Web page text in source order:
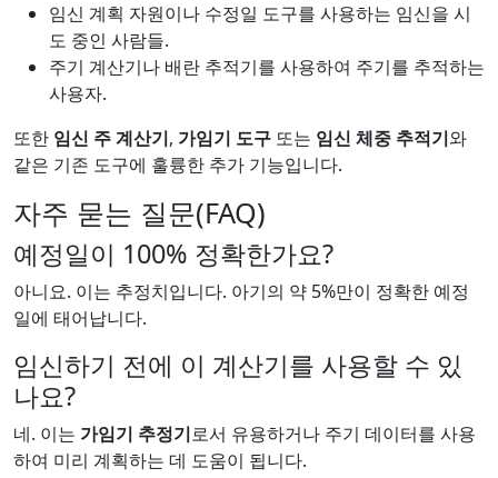
임신 계획 자원이나 수정일 도구를 사용하는 임신을 시
도 중인 사람들.
주기 계산기나 배란 추적기를 사용하여 주기를 추적하는
사용자.
또한 임신 주 계산기, 가임기 도구 또는 임신 체중 추적기와
같은 기존 도구에 훌륭한 추가 기능입니다.
자주 묻는 질문(FAQ)
예정일이 100% 정확한가요?
아니요. 이는 추정치입니다. 아기의 약 5%만이 정확한 예정
일에 태어납니다.
임신하기 전에 이 계산기를 사용할 수 있
나요?
네. 이는 가임기 추정기로서 유용하거나 주기 데이터를 사용
하여 미리 계획하는 데 도움이 됩니다.